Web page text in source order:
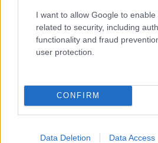
I want to allow Google to enable
related to security, including
functionality and fraud
user protection.
CONFIRM
Data Deletion Data Access
Pret: 4.250